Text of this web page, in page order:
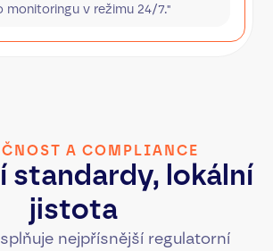
monitoringu v režimu 24/7."
A COMPLIANCE
standardy, lokální
jistota
nejpřísnější regulatorní